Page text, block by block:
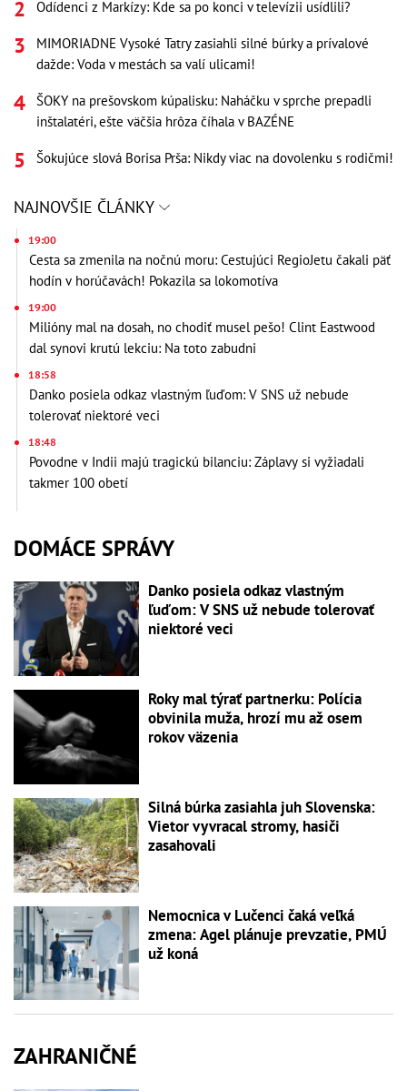
Odídenci z Markízy: Kde sa po konci v televízii usídlili?
MIMORIADNE Vysoké Tatry zasiahli silné búrky a prívalové
dažde: Voda v mestách sa valí ulicami!
ŠOKY na prešovskom kúpalisku: Naháčku v sprche prepadli
inštalatéri, ešte väčšia hrôza číhala v BAZÉNE
Šokujúce slová Borisa Prša: Nikdy viac na dovolenku s rodičmi!
NAJNOVŠIE ČLÁNKY
19:00
Cesta sa zmenila na nočnú moru: Cestujúci RegioJetu čakali päť
hodín v horúčavách! Pokazila sa lokomotíva
19:00
Milióny mal na dosah, no chodiť musel pešo! Clint Eastwood
dal synovi krutú lekciu: Na toto zabudni
18:58
Danko posiela odkaz vlastným ľuďom: V SNS už nebude
tolerovať niektoré veci
18:48
Povodne v Indii majú tragickú bilanciu: Záplavy si vyžiadali
takmer 100 obetí
DOMÁCE SPRÁVY
Danko posiela odkaz vlastným
ľuďom: V SNS už nebude tolerovať
niektoré veci
Roky mal týrať partnerku: Polícia
obvinila muža, hrozí mu až osem
rokov väzenia
Silná búrka zasiahla juh Slovenska:
Vietor vyvracal stromy, hasiči
zasahovali
Nemocnica v Lučenci čaká veľká
zmena: Agel plánuje prevzatie, PMÚ
už koná
ZAHRANIČNÉ